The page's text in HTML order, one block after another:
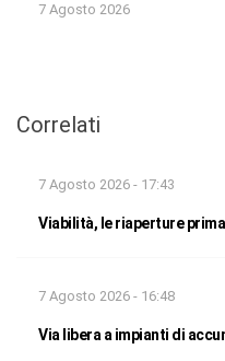
7 Agosto 2026
Correlati
7 Agosto 2026 - 17:43
Viabilità, le riaperture
7 Agosto 2026 - 16:48
Via libera a impianti di